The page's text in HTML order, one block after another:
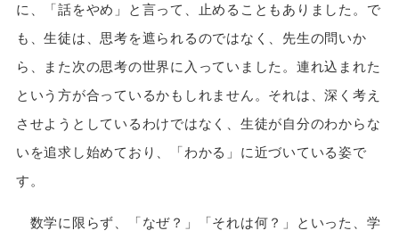
に、「話をやめ」と言って、止めることもありました。で
も、生徒は、思考を遮られるのではなく、先生の問いか
ら、また次の思考の世界に入っていました。連れ込まれた
という方が合っているかもしれません。それは、深く考え
させようとしているわけではなく、生徒が自分のわからな
いを追求し始めており、「わかる」に近づいている姿で
す。
数学に限らず、「なぜ？」「それは何？」といった、学